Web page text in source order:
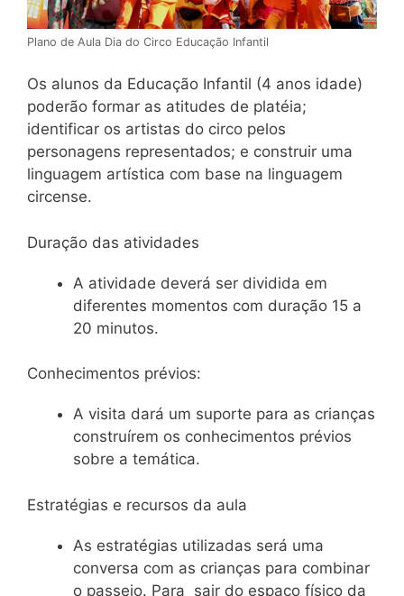
Plano de Aula Dia do Circo Educação Infantil
Os alunos da Educação Infantil (4 anos idade)
poderão formar as atitudes de platéia;
identificar os artistas do circo pelos
personagens representados; e construir uma
linguagem artística com base na linguagem
circense.
Duração das atividades
A atividade deverá ser dividida em
diferentes momentos com duração 15 a
20 minutos.
Conhecimentos prévios:
A visita dará um suporte para as crianças
construírem os conhecimentos prévios
sobre a temática.
Estratégias e recursos da aula
As estratégias utilizadas será uma
conversa com as crianças para combinar
o passeio. Para sair do espaço físico da